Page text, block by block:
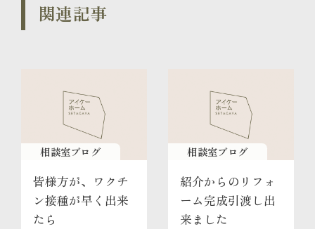
関連記事
相談室ブログ
皆様方が、ワクチ
ン接種が早く出来
たら
相談室ブログ
紹介からのリフォ
ーム完成引渡し出
来ました